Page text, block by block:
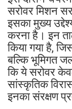
सरोवर मिशन
इसका मुख्य
करना है। इन
किया गया है,
बल्कि भूमिगत
कि ये सरोवर
सांस्कृतिक
इनका संरक्षण